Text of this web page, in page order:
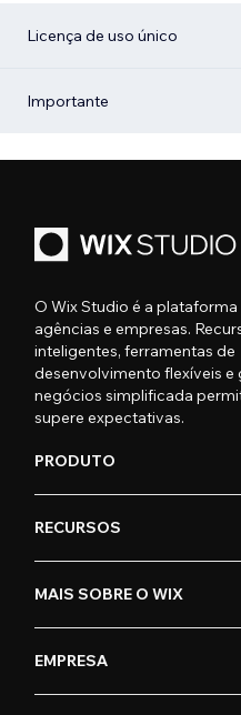
Licença de uso único
Importante
O Wix Studio é a
agências e empresas.
inteligentes, ferramentas de
desenvolvimento flexíveis e
negócios simplificada
supere expectativas.
PRODUTO
RECURSOS
MAIS SOBRE O WIX
EMPRESA